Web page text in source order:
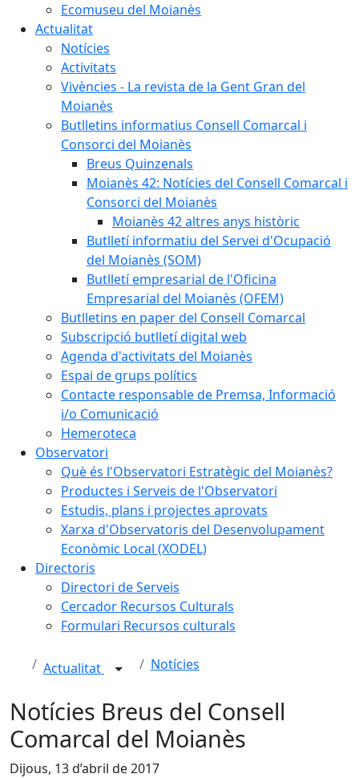
Ecomuseu del Moianès
Actualitat
Notícies
Activitats
Vivències - La revista de la Gent Gran del
Moianès
Butlletins informatius Consell Comarcal i
Consorci del Moianès
Breus Quinzenals
Moianès 42: Notícies del Consell Comarcal i
Consorci del Moianès
Moianès 42 altres anys històric
Butlletí informatiu del Servei d'Ocupació
del Moianès (SOM)
Butlletí empresarial de l'Oficina
Empresarial del Moianès (OFEM)
Butlletins en paper del Consell Comarcal
Subscripció butlletí digital web
Agenda d'activitats del Moianès
Espai de grups polítics
Contacte responsable de Premsa, Informació
i/o Comunicació
Hemeroteca
Observatori
Què és l'Observatori Estratègic del Moianès?
Productes i Serveis de l'Observatori
Estudis, plans i projectes aprovats
Xarxa d'Observatoris del Desenvolupament
Econòmic Local (XODEL)
Directoris
Directori de Serveis
Cercador Recursos Culturals
Formulari Recursos culturals
Actualitat Notícies
Notícies Breus del Consell
Comarcal del Moianès
Dijous, 13 d’abril de 2017